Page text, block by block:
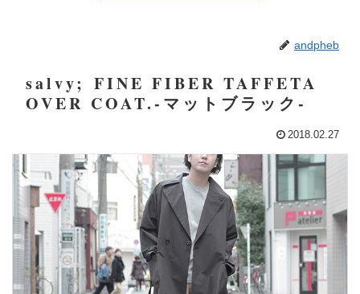
andpheb
salvy; FINE FIBER TAFFETA
OVER COAT.-マットブラック-
2018.02.27